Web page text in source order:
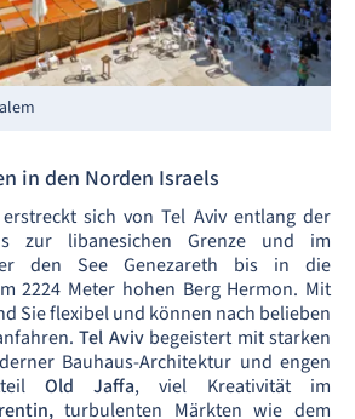
in den Norden Israels
sich von Tel Aviv entlang der
zur libanesichen Grenze und im
den See Genezareth bis in die
2224 Meter hohen Berg Hermon. Mit
Sie flexibel und können nach belieben
Tel Aviv begeistert mit starken
Bauhaus-Architektur und engen
Old Jaffa, viel Kreativität im
turbulenten Märkten wie dem